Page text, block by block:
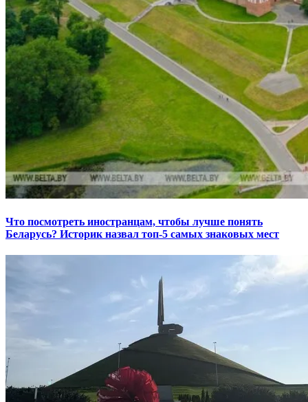
Что посмотреть иностранцам, чтобы лучше понять
Беларусь? Историк назвал топ-5 самых знаковых мест